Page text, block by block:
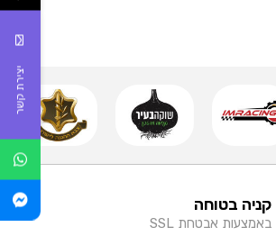
קניה בטוחה
באמצעות אבטחת SSL
יצירת קשר